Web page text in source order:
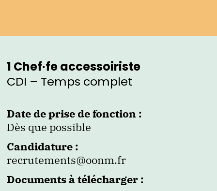
1 Chef∙fe accessoiriste
CDI – Temps complet
Date de prise de fonction :
Dès que possible
Candidature :
recrutements@oonm.fr
Documents à télécharger :